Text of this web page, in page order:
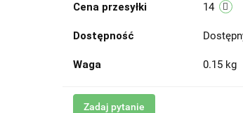
Cena przesyłki 14
Dostępność
Waga 0.15 kg
Zadaj pytanie